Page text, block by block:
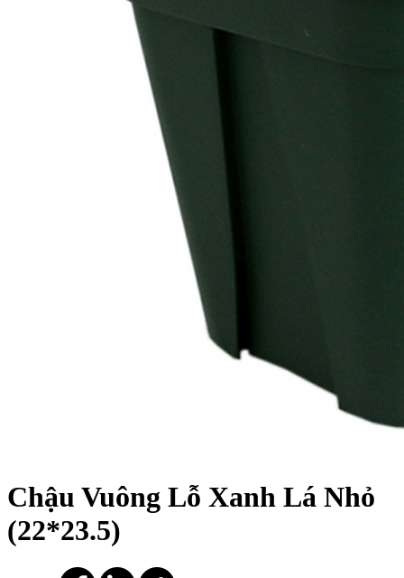
Chậu Vuông Lỗ Xanh Lá Nhỏ
(22*23.5)